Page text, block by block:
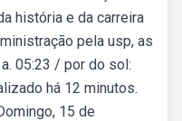
história e da carreira
pela usp, as
05:23 / por do sol:
há 12 minutos.
15 de